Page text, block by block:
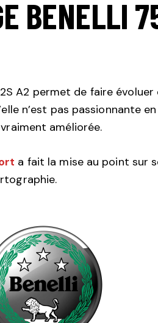
BENELLI
A2 permet de faire évoluer
n’est pas passionnante
améliorée.
a fait la mise au point sur